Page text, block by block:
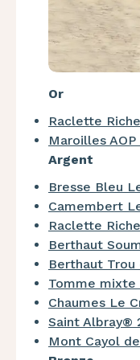
Or
Raclette
Maroilles
Argent
Bresse Bleu
Camembert
Raclette
Berthaut
Berthaut Trou
Tomme
Chaumes Le
Saint Albray®
Mont Cayol